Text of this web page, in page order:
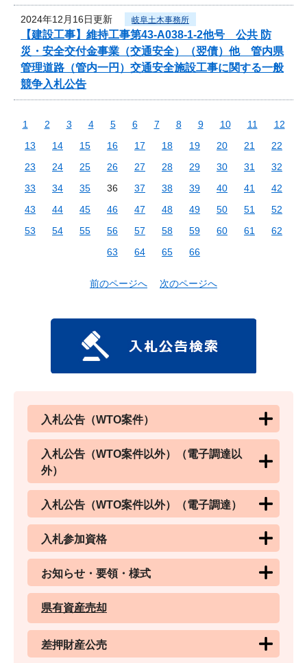
2024年12月16日更新 岐阜土木事務所
【建設工事】維持工事第43-A038-1-2他号 公共 防
災・安全交付金事業（交通安全）（翌債）他 管内県
管理道路（管内一円）交通安全施設工事に関する一般
競争入札公告
1 2 3 4 5 6 7 8 9 10 11
12
13
14 15 16 17 18 19 20 21
22
23
24 25 26 27 28 29 30 31
32
33
34 35 36 37 38 39 40 41
42
43
44 45 46 47 48 49 50 51
52
53
54 55 56 57 58 59 60 61
62
63
64 65 66
前のページへ 次のページへ
入札公告（WTO案件）
入札公告（WTO案件以外）（電子調達以
外）
入札公告（WTO案件以外）（電子調達）
入札参加資格
お知らせ・要領・様式
県有資産売却
差押財産公売